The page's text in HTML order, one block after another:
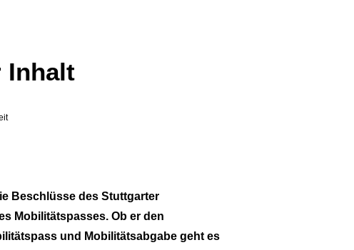
Inhalt
Beschlüsse des Stuttgarter
Mobilitätspasses. Ob er den
und Mobilitätsabgabe geht es